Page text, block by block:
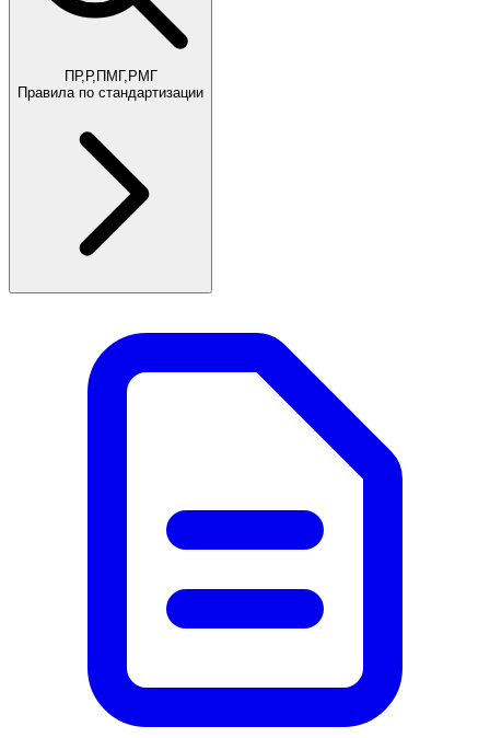
ПР,Р,ПМГ,РМГ
Правила по стандартизации